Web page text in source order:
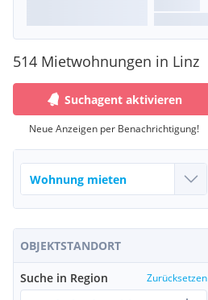
514 Mietwohnungen in Linz
Suchagent aktivieren
Neue Anzeigen per Benachrichtigung!
OBJEKTSTANDORT
Suche in Region Zurücksetzen